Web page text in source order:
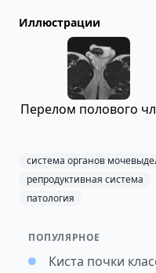
Иллюстрации
Перелом полового
система органов
репродуктивная система
патология
ПОПУЛЯРНОЕ
Киста почки